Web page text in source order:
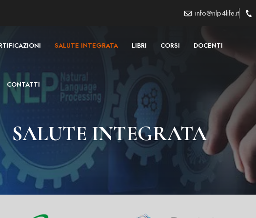
info@nlp4life.it
SALUTE INTEGRATA LIBRI CORSI DOCENTI
CONTATTI
SALUTE INTEGRATA